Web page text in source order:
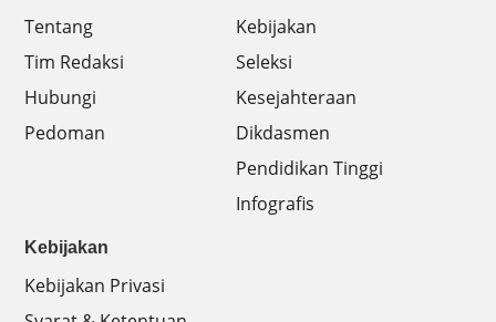
Tentang
Tim Redaksi
Hubungi
Pedoman
Kebijakan
Seleksi
Kesejahteraan
Dikdasmen
Pendidikan Tinggi
Infografis
Kebijakan
Kebijakan Privasi